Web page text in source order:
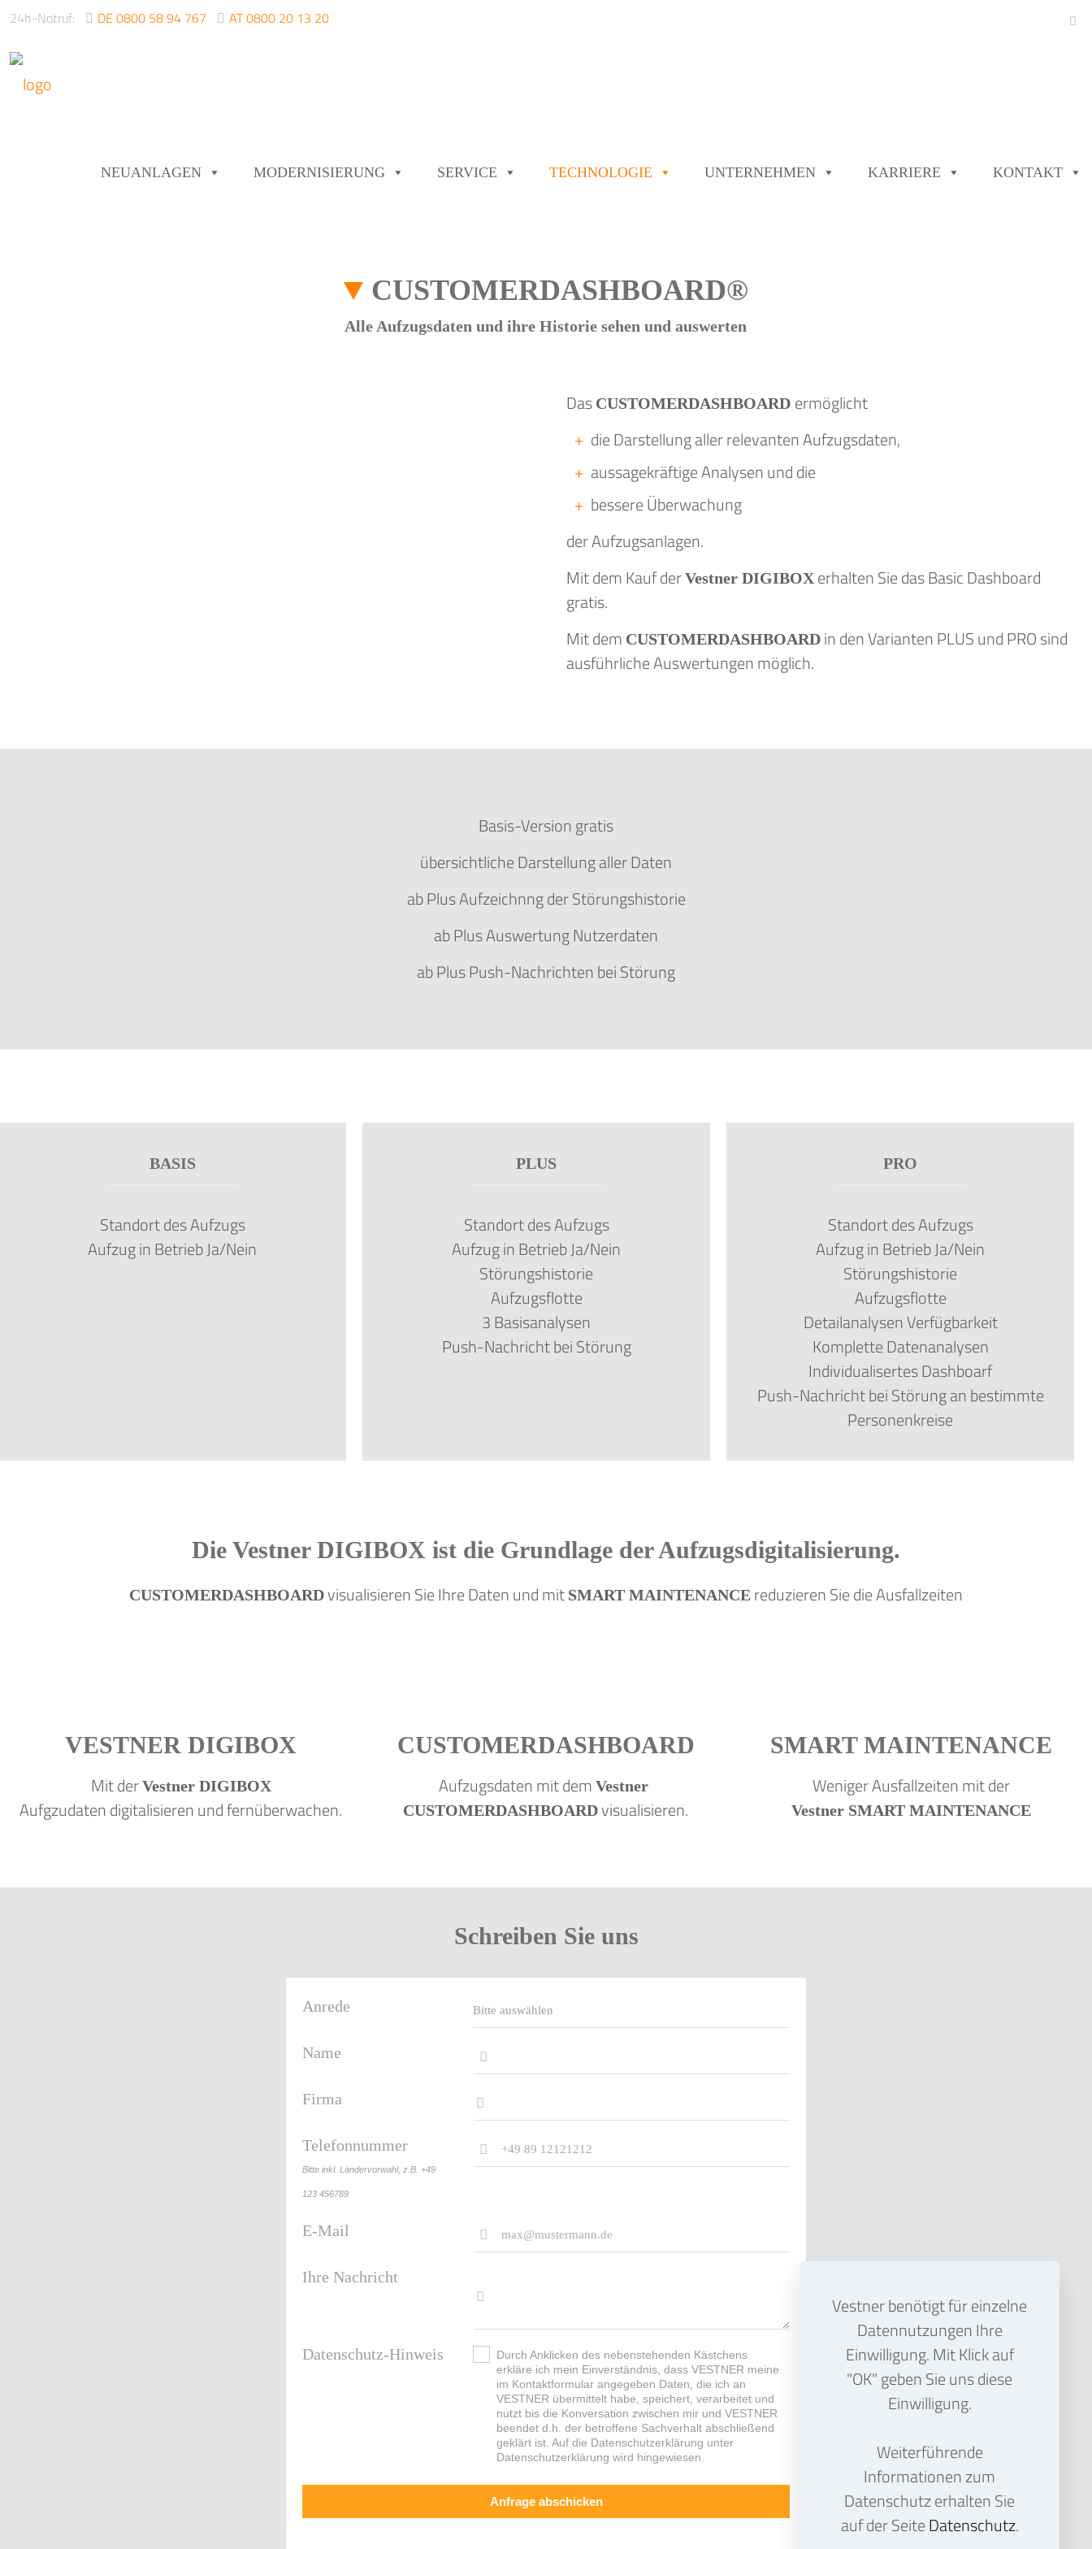
24h-Notruf: DE 0800 58 94 767 AT 0800 20 13 20
NEUANLAGEN MODERNISIERUNG SERVICE TECHNOLOGIE UNTERNEHMEN KARRIERE KONTAKT
CUSTOMERDASHBOARD®
Alle Aufzugsdaten und ihre Historie sehen und auswerten
Das CUSTOMERDASHBOARD ermöglicht
die Darstellung aller relevanten Aufzugsdaten,
aussagekräftige Analysen und die
bessere Überwachung
der Aufzugsanlagen.
Mit dem Kauf derVestner DIGIBOXerhalten Sie das Basic Dashboard
gratis.
Mit dem CUSTOMERDASHBOARDin den Varianten PLUS und PRO sind
ausführliche Auswertungen möglich.
Basis-Version gratis
übersichtliche Darstellung aller Daten
ab Plus Aufzeichnng der Störungshistorie
ab Plus Auswertung Nutzerdaten
ab Plus Push-Nachrichten bei Störung
BASIS
Standort des Aufzugs
Aufzug in Betrieb Ja/Nein
PLUS
Standort des Aufzugs
Aufzug in Betrieb Ja/Nein
Störungshistorie
Aufzugsflotte
3 Basisanalysen
Push-Nachricht bei Störung
PRO
Standort des Aufzugs
Aufzug in Betrieb Ja/Nein
Störungshistorie
Aufzugsflotte
Detailanalysen Verfügbarkeit
Komplette Datenanalysen
Individualisertes Dashboarf
Push-Nachricht bei Störung an bestimmte
Personenkreise
Die Vestner DIGIBOX ist die Grundlage der Aufzugsdigitalisierung.
CUSTOMERDASHBOARDvisualisieren Sie Ihre Daten und mit SMART MAINTENANCEreduzieren Sie die Ausfallzeiten
VESTNER DIGIBOX
Mit derVestner DIGIBOX
Aufgzudaten digitalisieren und fernüberwachen.
CUSTOMERDASHBOARD
Aufzugsdaten mit demVestner
CUSTOMERDASHBOARDvisualisieren.
SMARTMAINTENANCE
Weniger Ausfallzeiten mit der
Vestner SMART MAINTENANCE
Schreiben Sie uns
Anrede
Name
Firma
Telefonnummer
Bitte inkl. Ländervorwahl, z.B. +49
123 456789
E-Mail
Ihre Nachricht
Datenschutz-Hinweis
Durch Anklicken des nebenstehenden Kästchens
erkläre ich mein Einverständnis, dass VESTNER meine
im Kontaktformular angegeben Daten, die ich an
VESTNER übermittelt habe, speichert, verarbeitet und
nutzt bis die Konversation zwischen mir und VESTNER
beendet d.h. der betroffene Sachverhalt abschließend
geklärt ist. Auf die Datenschutzerklärung unter
Datenschutzerklärung wird hingewiesen.
Anfrage abschicken
Vestner benötigt für einzelne
Datennutzungen Ihre
Einwilligung. Mit Klick auf
"OK" geben Sie uns diese
Einwilligung.
Weiterführende
Informationen zum
Datenschutz erhalten Sie
auf der SeiteDatenschutz.